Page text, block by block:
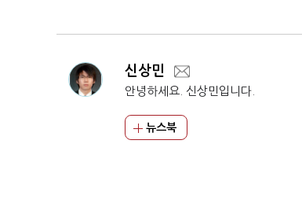
신상민
안녕하세요. 신상민입니다.
뉴스북